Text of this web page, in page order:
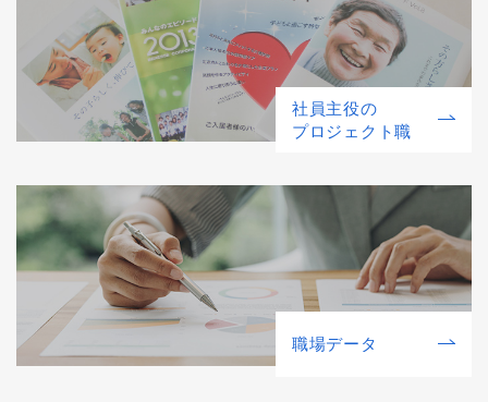
社員主役の
プロジェクト職
職場データ